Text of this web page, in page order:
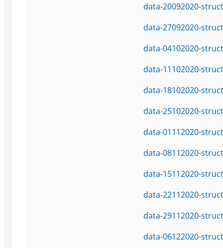
data-20092020-
data-27092020-
data-04102020-
data-11102020-
data-18102020-
data-25102020-
data-01112020-
data-08112020-
data-15112020-
data-22112020-
data-29112020-
data-06122020-